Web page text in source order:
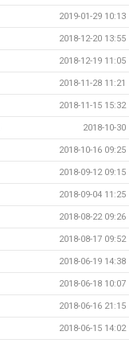
2019-01-29 10:13
2018-12-20 13:55
2018-12-19 11:05
2018-11-28 11:21
2018-11-15 15:32
2018-10-30
2018-10-16 09:25
2018-09-12 09:15
2018-09-04 11:25
2018-08-22 09:26
2018-08-17 09:52
2018-06-19 14:38
2018-06-18 10:07
2018-06-16 21:15
2018-06-15 14:02